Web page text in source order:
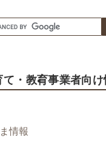
て ・教育事業者向け
情報